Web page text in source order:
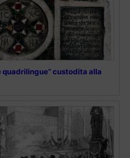
quadrilingue” custodita alla